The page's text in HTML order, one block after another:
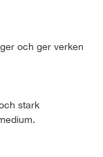
och ger verken
stark